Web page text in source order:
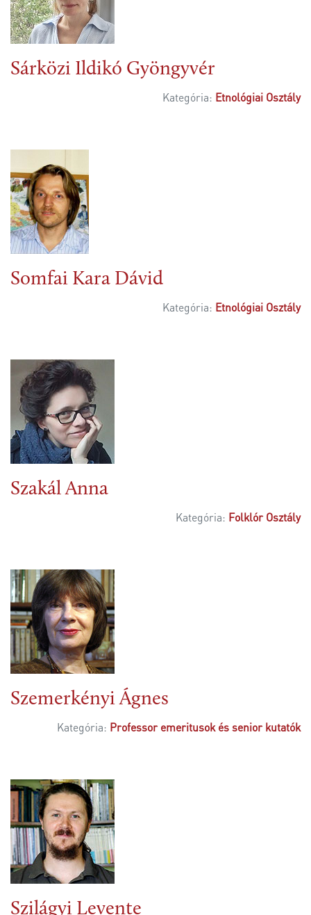
Sárközi Ildikó Gyöngyvér
Kategória: Etnológiai Osztály
Somfai Kara Dávid
Kategória: Etnológiai Osztály
Szakál Anna
Kategória: Folklór Osztály
Szemerkényi Ágnes
Kategória: Professor emeritusok és senior kutatók
Szilágyi Levente